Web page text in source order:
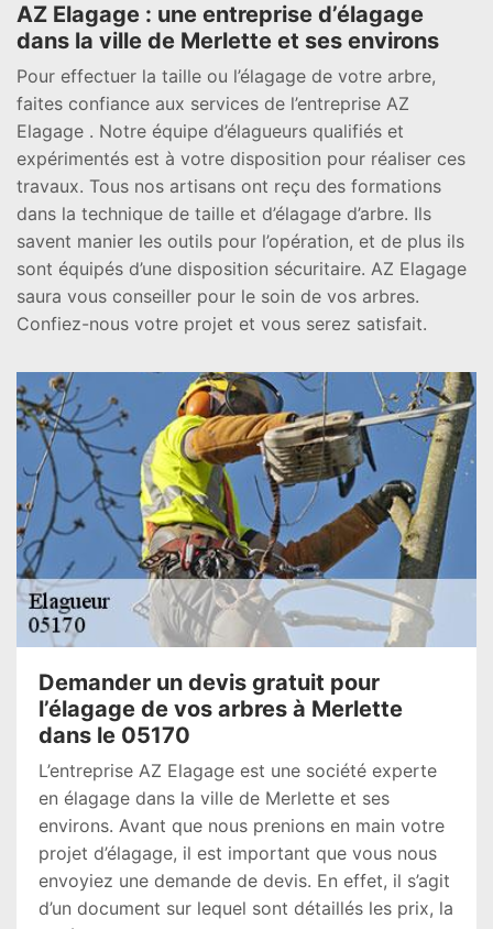
AZ Elagage : une entreprise d’élagage
dans la ville de Merlette et ses environs
Pour effectuer la taille ou l’élagage de votre arbre,
faites confiance aux services de l’entreprise AZ
Elagage . Notre équipe d’élagueurs qualifiés et
expérimentés est à votre disposition pour réaliser ces
travaux. Tous nos artisans ont reçu des formations
dans la technique de taille et d’élagage d’arbre. Ils
savent manier les outils pour l’opération, et de plus ils
sont équipés d’une disposition sécuritaire. AZ Elagage
saura vous conseiller pour le soin de vos arbres.
Confiez-nous votre projet et vous serez satisfait.
Demander un devis gratuit pour
l’élagage de vos arbres à Merlette
dans le 05170
L’entreprise AZ Elagage est une société experte
en élagage dans la ville de Merlette et ses
environs. Avant que nous prenions en main votre
projet d’élagage, il est important que vous nous
envoyiez une demande de devis. En effet, il s’agit
d’un document sur lequel sont détaillés les prix, la